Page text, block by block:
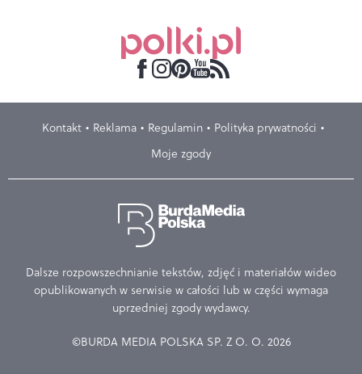
Kontakt Reklama Regulamin
Polityka prywatności
Moje zgody
Dalsze rozpowszechnianie tekstów, zdjęć i materiałów wideo
opublikowanych w serwisie w całości lub w części wymaga
uprzedniej zgody wydawcy.
©BURDA MEDIA POLSKA SP. Z O. O. 2026